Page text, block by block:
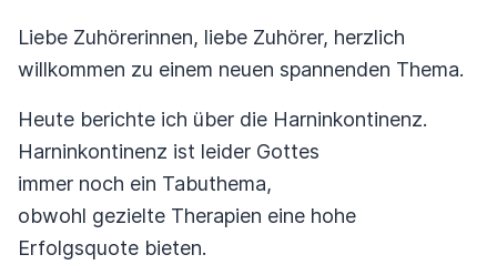
Liebe Zuhörerinnen, liebe Zuhörer, herzlich
willkommen zu einem neuen spannenden Thema.
Heute berichte ich über die Harninkontinenz.
Harninkontinenz ist leider Gottes
immer noch ein Tabuthema,
obwohl gezielte Therapien eine hohe
Erfolgsquote bieten.